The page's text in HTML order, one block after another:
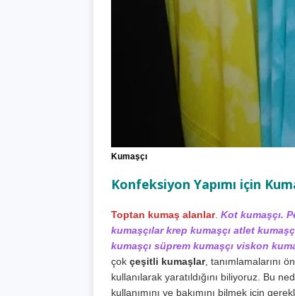
Kumaşçı
Konfeksiyon Yapımı için
Toptan kumaş alanlar. Kot kumaşçı.
kumaşçılar krep kumaşçı atlet
kumaşçı süprem kumaşçı viskon
çok çeşitli kumaşlar, tanımlamalarını
kullanılarak yaratıldığını biliyoruz. Bu
kullanımını ve bakımını bilmek için